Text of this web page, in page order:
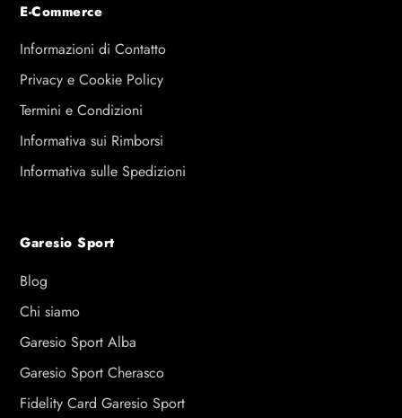
E-Commerce
Informazioni di Contatto
Privacy e Cookie Policy
Termini e Condizioni
Informativa sui Rimborsi
Informativa sulle Spedizioni
Garesio Sport
Blog
Chi siamo
Garesio Sport Alba
Garesio Sport Cherasco
Fidelity Card Garesio Sport